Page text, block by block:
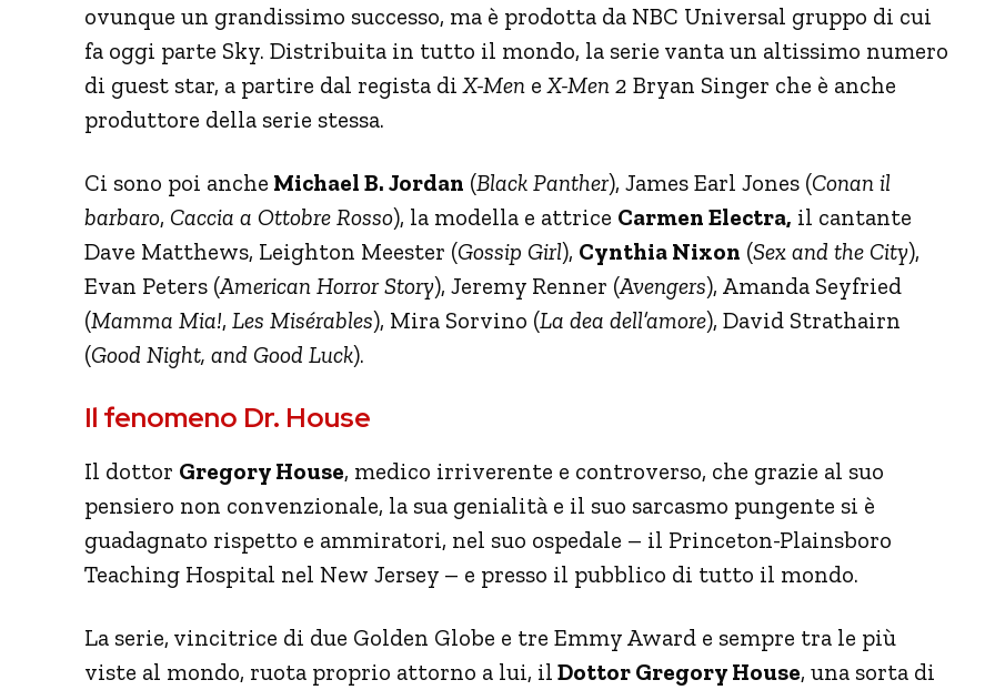
ovunque un grandissimo successo, ma è prodotta da NBC Universal gruppo di cui
fa oggi parte Sky. Distribuita in tutto il mondo, la serie vanta un altissimo numero
di guest star, a partire dal regista di X-Men e X-Men 2 Bryan Singer che è anche
produttore della serie stessa.
Ci sono poi anche Michael B. Jordan (Black Panther), James Earl Jones (Conan il
barbaro, Caccia a Ottobre Rosso), la modella e attrice Carmen Electra, il cantante
Dave Matthews, Leighton Meester (Gossip Girl), Cynthia Nixon (Sex and the City),
Evan Peters (American Horror Story), Jeremy Renner (Avengers), Amanda Seyfried
(Mamma Mia!, Les Misérables), Mira Sorvino (La dea dell’amore), David Strathairn
(Good Night, and Good Luck).
Il fenomeno Dr. House
Il dottor Gregory House, medico irriverente e controverso, che grazie al suo
pensiero non convenzionale, la sua genialità e il suo sarcasmo pungente si è
guadagnato rispetto e ammiratori, nel suo ospedale – il Princeton-Plainsboro
Teaching Hospital nel New Jersey – e presso il pubblico di tutto il mondo.
La serie, vincitrice di due Golden Globe e tre Emmy Award e sempre tra le più
viste al mondo, ruota proprio attorno a lui, il Dottor Gregory House, una sorta di